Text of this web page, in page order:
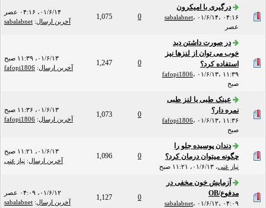
درگیری با امیکرون
sabalabnet، ۰۱/۶/۱۴، ۰۴:۱۶
عصر
0
1,075
۰۱/۶/۱۴، ۰۴:۱۶ عصر
آخرین ارسال:
sabalabnet
در صورت داشتن دید
خوب می توان از لنزها نیز
استفاده کرد؟
fafopi1806، ۰۱/۶/۱۳، ۱۱:۳۹
صبح
0
1,247
۰۱/۶/۱۳، ۱۱:۳۹ صبح
آخرین ارسال:
fafopi1806
عینک طبی یا لنز طبی
نمره دار؟
fafopi1806، ۰۱/۶/۱۳، ۱۱:۳۶
صبح
0
1,073
۰۱/۶/۱۳، ۱۱:۳۶ صبح
آخرین ارسال:
fafopi1806
دندان پوسیده جلو را
چگونه میتوان درمان کرد؟
نیاز غنی، ۰۱/۶/۱۳، ۱۱:۲۱ صبح
0
1,096
۰۱/۶/۱۳، ۱۱:۲۱ صبح
آخرین ارسال: نیاز غنی
آزمایش خون مخفی در
مدفوع/OB
sabalabnet، ۰۱/۶/۱۲، ۰۴:۰۹
0
1,127
۰۱/۶/۱۲، ۰۴:۰۹ عصر
آخرین ارسال:
sabalabnet